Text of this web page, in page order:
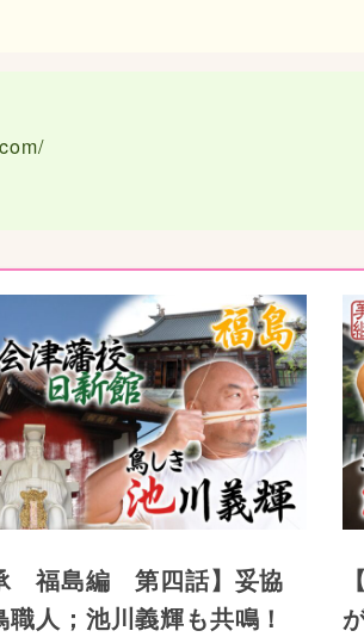
福島編 第四話】妥協
人；池川義輝も共鳴！